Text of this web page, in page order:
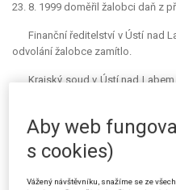
23. 8. 1999 doměřil žalobci daň z
Finanční ředitelství v Ústí nad
odvolání žalobce zamítlo.
Krajský soud v Ústí nad
V kasační stížnosti žalobce
nesprávně posoudil otázku
dodatečného platebního výměru.
Aby web
s cookies)
Vážený návštěvníku, snažíme se ze